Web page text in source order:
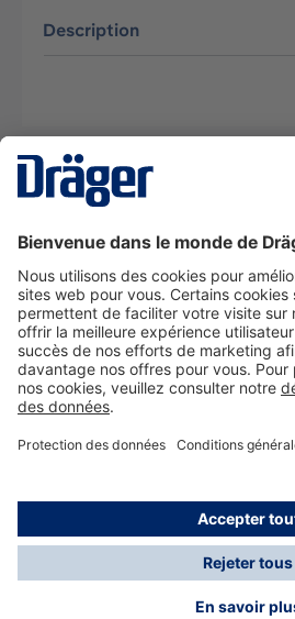
Description
La
Nous contacter
A propos de Dräger
Informations
*Les taxes et les frais
dans les prix indiqués, sauf
supplémentaires peuvent